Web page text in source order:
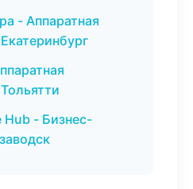
- Аппаратная
Hub - Бизнес-